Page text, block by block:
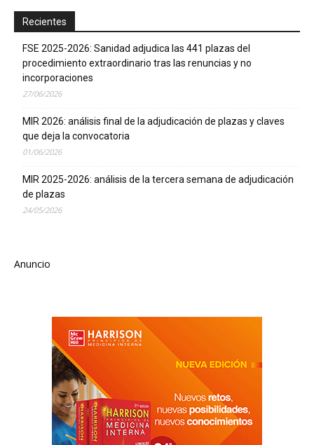
Recientes
FSE 2025-2026: Sanidad adjudica las 441 plazas del
procedimiento extraordinario tras las renuncias y no
incorporaciones
27/06/2026
MIR 2026: análisis final de la adjudicación de plazas y claves
que deja la convocatoria
01/06/2026
MIR 2025-2026: análisis de la tercera semana de adjudicación
de plazas
24/05/2026
Anuncio